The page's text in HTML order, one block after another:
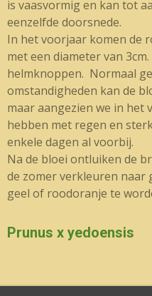
is vaasvormig en kan tot
eenzelfde doorsnede.
In het voorjaar komen de
met een diameter van
helmknoppen. Normaal
omstandigheden kan de
maar aangezien we in het
hebben met regen en
enkele dagen al voorbij.
Na de bloei ontluiken de
de zomer verkleuren naar
geel of roodoranje te
Prunus x yedoensis